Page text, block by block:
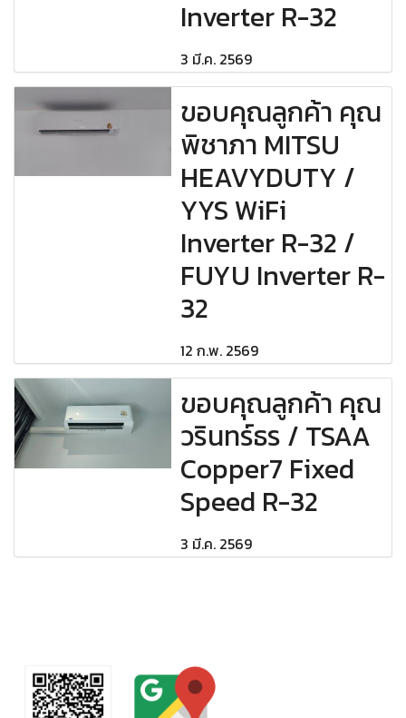
Inverter R-32
3 มี.ค. 2569
ขอบคุณลูกค้า คุณ
พิชาภา MITSU
HEAVYDUTY /
YYS WiFi
Inverter R-32 /
FUYU Inverter R-
32
12 ก.พ. 2569
ขอบคุณลูกค้า คุณ
วรินทร์ธร / TSAA
Copper7 Fixed
Speed R-32
3 มี.ค. 2569